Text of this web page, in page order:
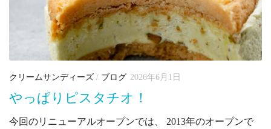
クリームサンディーズ / ブログ 2026年6月1日
やっぱりピスタチオ！
今回のリニューアルオープンでは、 2013年のオープンで